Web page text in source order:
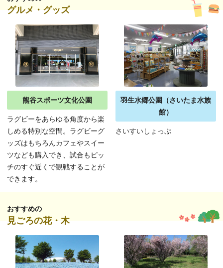
グルメ・グッズ
熊谷スポーツ文化公園
ラグビーをあらゆる角度から楽
しめる特別な空間。ラグビーグ
ッズはもちろんカフェやスイー
ツなども購入でき、試合もピッ
チのすぐ近くで観戦することが
できます。
羽生水郷公園（さいたま水族
館）
さいすいしょっぷ
おすすめの
見ごろの花・木